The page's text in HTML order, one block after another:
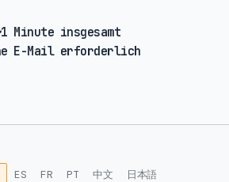
Minute insgesamt
E-Mail erforderlich
ES FR PT 中文
日本語